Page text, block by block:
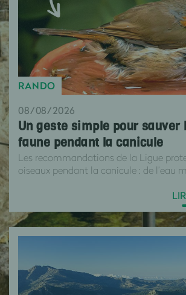
RANDO
08/08/2026
Un geste simple pour sauver
faune pendant la canicule
Les recommandations de la Ligue
oiseaux pendant la canicule : de l’eau